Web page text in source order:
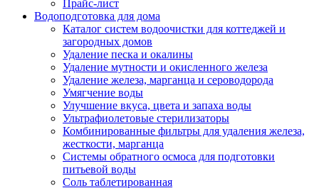
Прайс-лист
Водоподготовка для дома
Каталог систем водоочистки для коттеджей и
загородных домов
Удаление песка и окалины
Удаление мутности и окисленного железа
Удаление железа, марганца и сероводорода
Умягчение воды
Улучшение вкуса, цвета и запаха воды
Ультрафиолетовые стерилизаторы
Комбинированные фильтры для удаления железа,
жесткости, марганца
Системы обратного осмоса для подготовки
питьевой воды
Соль таблетированная